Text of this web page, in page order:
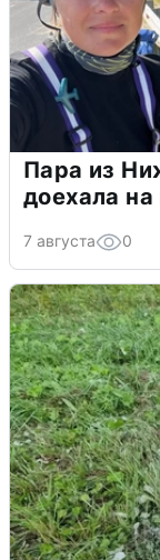
Пара из
доехала
7 августа 0